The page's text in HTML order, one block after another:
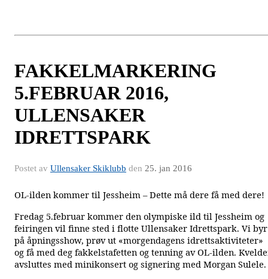
FAKKELMARKERING
5.FEBRUAR 2016,
ULLENSAKER
IDRETTSPARK
Postet av Ullensaker Skiklubb den 25. jan 2016
OL-ilden kommer til Jessheim – Dette må dere få med dere!
Fredag 5.februar kommer den olympiske ild til Jessheim og
feiringen vil finne sted i flotte Ullensaker Idrettspark. Vi byr
på åpningsshow, prøv ut «morgendagens idrettsaktiviteter»
og få med deg fakkelstafetten og tenning av OL-ilden.
avsluttes med minikonsert og signering med Morgan Sulele.